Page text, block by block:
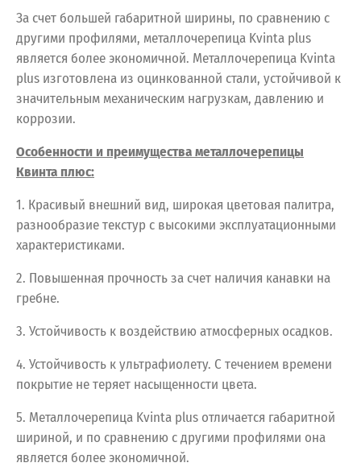
За счет большей габаритной ширины, по сравнению с
другими профилями, металлочерепица Kvinta plus
является более экономичной. Металлочерепица Kvinta
plus изготовлена из оцинкованной стали, устойчивой к
значительным механическим нагрузкам, давлению и
коррозии.
Особенности и преимущества металлочерепицы
Квинта плюс:
1. Красивый внешний вид, широкая цветовая палитра,
разнообразие текстур с высокими эксплуатационными
характеристиками.
2. Повышенная прочность за счет наличия канавки на
гребне.
3. Устойчивость к воздействию атмосферных осадков.
4. Устойчивость к ультрафиолету. С течением времени
покрытие не теряет насыщенности цвета.
5. Металлочерепица Kvinta plus отличается габаритной
шириной, и по сравнению с другими профилями она
является более экономичной.